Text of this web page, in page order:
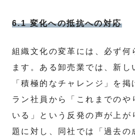
6.1 変化への抵抗への対応
組織文化の変革には、必ず何
ます。ある卸売業では、新し
「積極的なチャレンジ」を
ラン社員から「これまでのや
いる」という反発の声が上が
題に対し、同社では「過去の